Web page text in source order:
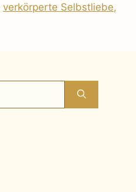
verkörperte Selbstliebe,